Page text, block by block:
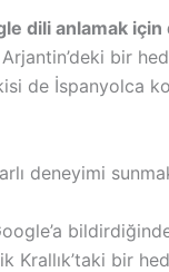
dili anlamak için
bir
de İspanyolca
deneyimi
Krallık’taki bir